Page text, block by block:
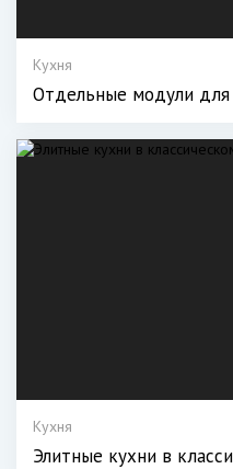
Кухня
Отдельные модули
Кухня
Элитные кухни в